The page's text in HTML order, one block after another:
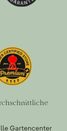
Gartencenter